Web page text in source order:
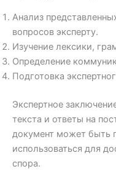
Анализ
вопросов эксперту.
Изучение лексики,
Определение
Подготовка
Экспертное
текста и ответы на
документ может быть
использоваться для
спора.